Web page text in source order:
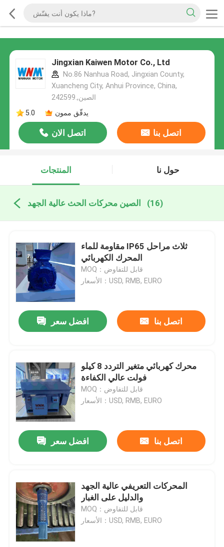
Jingxian Kaiwen Motor Co., Ltd
No.86 Nanhua Road, Jingxian County,
Xuancheng City, Anhui Province, China,
242599.,الصين
5.0
يدقّق ممون
اتصل الان اتصل بنا
المنتجات حول نا
الصين محركات الحث عالية الجهد (16)
مقاومة للماء IP65 ثلاث مراحل
المحرك الكهربائي
MOQ：قابل للتفاوض
الأسعار：USD, RMB, EURO
افضل سعر اتصل بنا
محرك كهربائي متغير التردد 8 كيلو
فولت عالي الكفاءة
MOQ：قابل للتفاوض
الأسعار：USD, RMB, EURO
افضل سعر اتصل بنا
المحركات التعريفي عالية الجهد
والدليل على الغبار
MOQ：قابل للتفاوض
الأسعار：USD, RMB, EURO